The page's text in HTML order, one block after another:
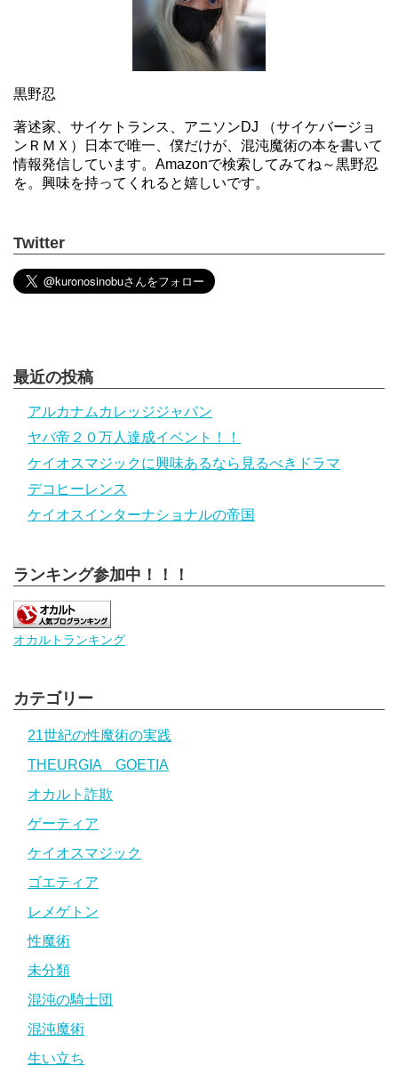
黒野忍
著述家、サイケトランス、アニソンDJ （サイケバージョ
ンＲＭＸ）日本で唯一、僕だけが、混沌魔術の本を書いて
情報発信しています。Amazonで検索してみてね～黒野忍
を。興味を持ってくれると嬉しいです。
Twitter
最近の投稿
アルカナムカレッジジャパン
ヤバ帝２０万人達成イベント！！
ケイオスマジックに興味あるなら見るべきドラマ
デコヒーレンス
ケイオスインターナショナルの帝国
ランキング参加中！！！
オカルトランキング
カテゴリー
21世紀の性魔術の実践
THEURGIA GOETIA
オカルト詐欺
ゲーティア
ケイオスマジック
ゴエティア
レメゲトン
性魔術
未分類
混沌の騎士団
混沌魔術
生い立ち